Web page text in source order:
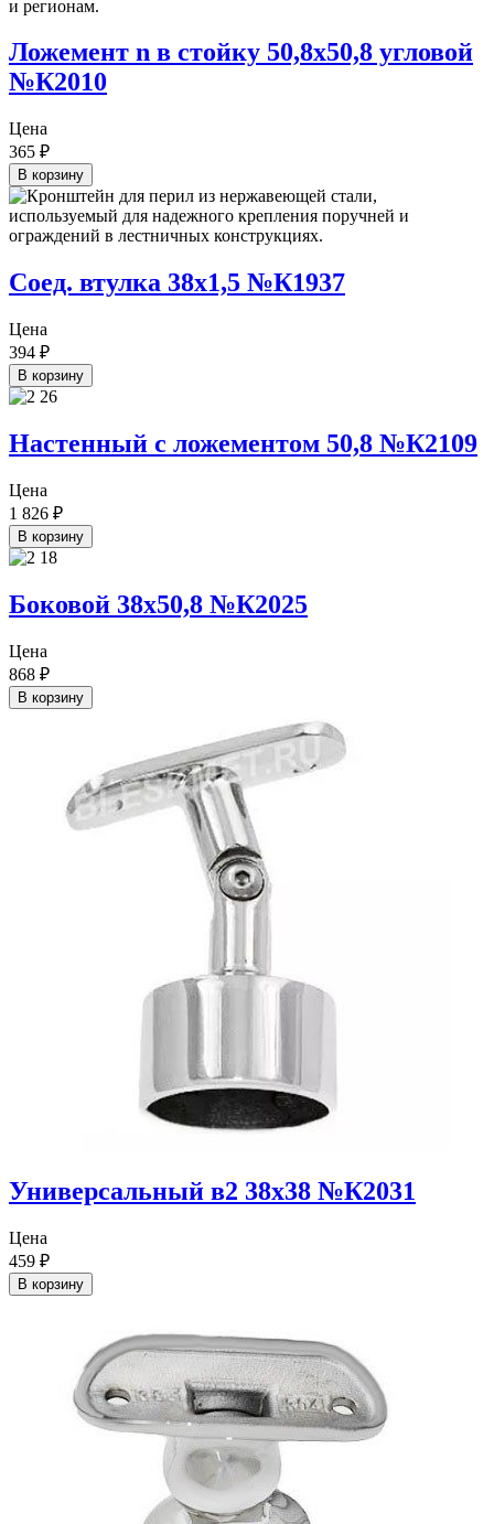
Ложемент n в стойку 50,8х50,8 угловой
№К2010
Цена
365 ₽
В корзину
Соед. втулка 38х1,5 №К1937
Цена
394 ₽
В корзину
Настенный с ложементом 50,8 №К2109
Цена
1 826 ₽
В корзину
Боковой 38х50,8 №К2025
Цена
868 ₽
В корзину
Универсальный в2 38х38 №К2031
Цена
459 ₽
В корзину